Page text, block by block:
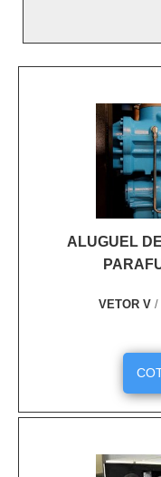
ALUGUEL
VETOR V /